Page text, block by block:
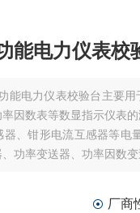
能电力仪表校
能电力仪表校验台主要用
因数表等数显指示仪表
器、钳形电流互感器等电
功率变送器、功率因数变
厂商